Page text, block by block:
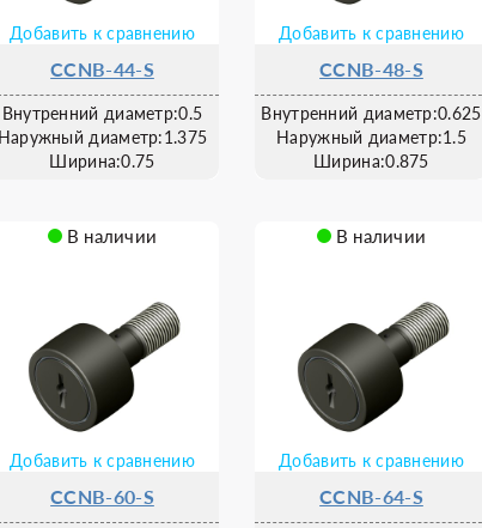
Добавить к сравнению
CCNB-44-S
Внутренний диаметр:0.5
Наружный диаметр:1.375
Ширина:0.75
Добавить к сравнению
CCNB-48-S
Внутренний диаметр:0.625
Наружный диаметр:1.5
Ширина:0.875
В наличии
Добавить к сравнению
CCNB-60-S
В наличии
Добавить к сравнению
CCNB-64-S